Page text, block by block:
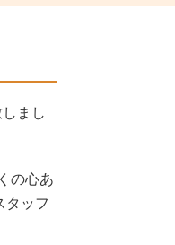
まし
の心あ
タッフ